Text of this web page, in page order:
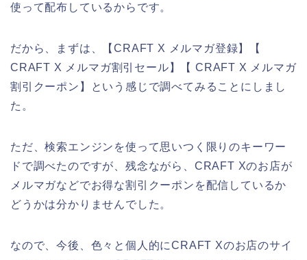
使って配布しているからです。
だから、まずは、【CRAFT X メルマガ登録】【
CRAFT X メルマガ割引セール】【 CRAFT X メルマガ
割引クーポン】という感じで調べてみることにしまし
た。
ただ、検索エンジンを使って思いつく限りのキーワー
ドで調べたのですが、残念ながら、CRAFT Xのお店が
メルマガなどでお得な割引クーポンを配信しているか
どうかは分かりませんでした。
なので、今後、色々と個人的にCRAFT Xのお店のサイ